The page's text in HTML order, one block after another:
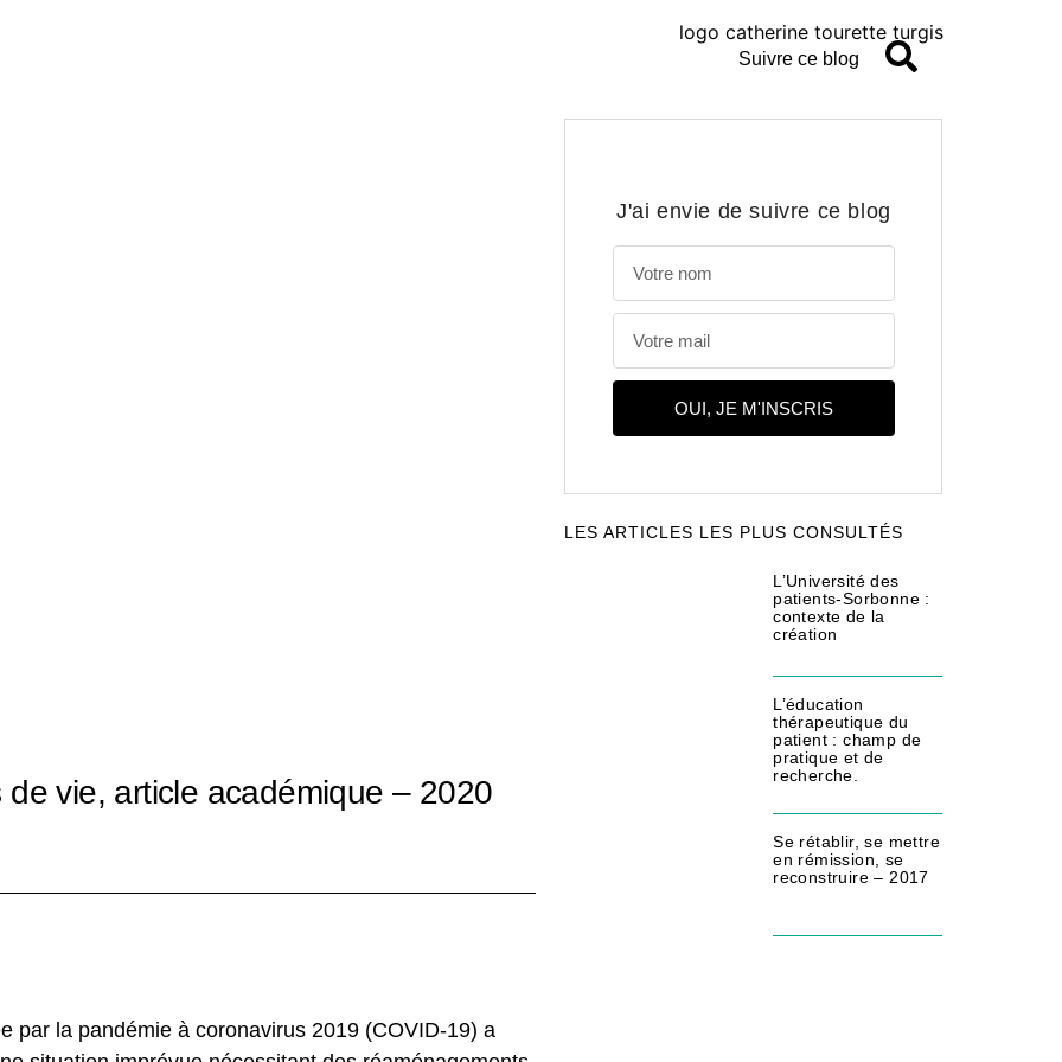
Suivre ce blog
vie, article académique – 2020
par la pandémie à coronavirus 2019 (COVID-19) a
J'ai envie de suivre ce blog
OUI, JE M'INSCRIS
LES ARTICLES LES PLUS CONSULTÉS
L’Université des
patients-Sorbonne :
contexte de la
création
L’éducation
thérapeutique du
patient : champ de
pratique et de
recherche.
Se rétablir, se mettre
en rémission, se
reconstruire – 2017